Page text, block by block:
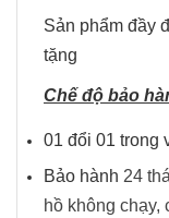
Sản phẩm đầy
tặng
Chế độ bảo
01 đổi 01 trong
Bảo hành 24
hồ không chạy,